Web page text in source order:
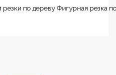
по дереву Фигурная резка